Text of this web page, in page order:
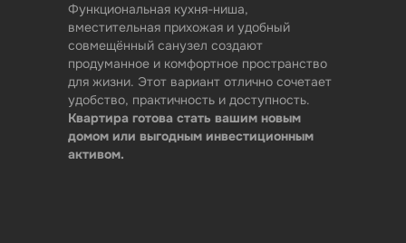
Функциональная кухня-ниша,
вместительная прихожая и удобный
совмещённый санузел создают
продуманное и комфортное пространство
для жизни. Этот вариант отлично сочетает
удобство, практичность и доступность.
Квартира готова стать вашим новым
домом или выгодным инвестиционным
активом.